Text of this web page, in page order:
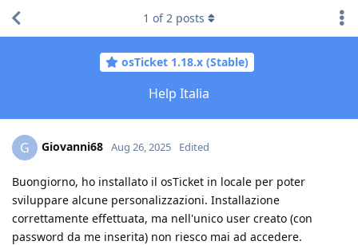
osTicket 1.18.x (Stable)
Help Italia
1 of2 posts
G Giovanni68 Aug 26, 2025 Edited
Buongiorno, ho installato il osTicket in locale per poter
sviluppare alcune personalizzazioni. Installazione
correttamente effettuata, ma nell'unico user creato (con
password da me inserita) non riesco mai ad accedere.